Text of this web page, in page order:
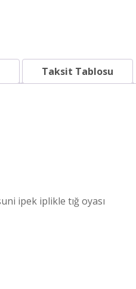
Taksit Tablosu
ipek iplikle tığ oyası